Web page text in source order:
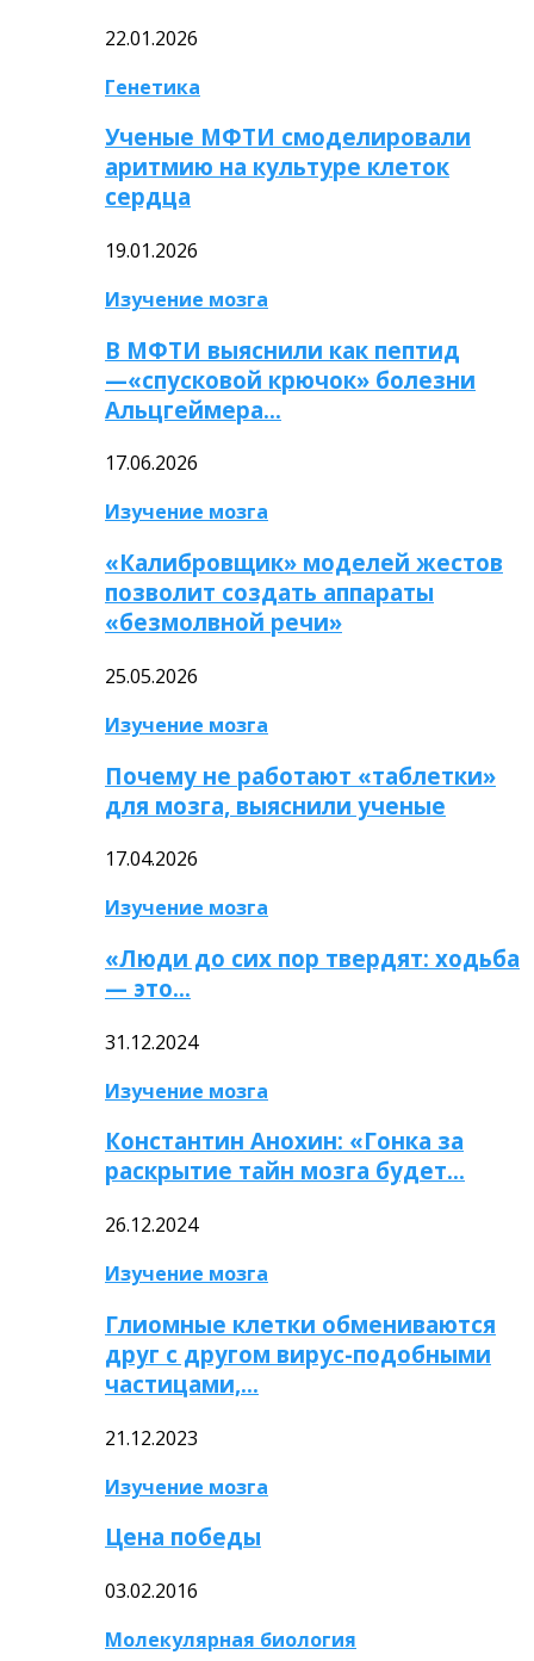
22.01.2026
Генетика
Ученые МФТИ смоделировали
аритмию на культуре клеток
сердца
19.01.2026
Изучение мозга
В МФТИ выяснили как пептид
—«спусковой крючок» болезни
Альцгеймера…
17.06.2026
Изучение мозга
«Калибровщик» моделей жестов
позволит создать аппараты
«безмолвной речи»
25.05.2026
Изучение мозга
Почему не работают «таблетки»
для мозга, выяснили ученые
17.04.2026
Изучение мозга
«Люди до сих пор твердят: ходьба
— это…
31.12.2024
Изучение мозга
Константин Анохин: «Гонка за
раскрытие тайн мозга будет…
26.12.2024
Изучение мозга
Глиомные клетки обмениваются
друг с другом вирус-подобными
частицами,…
21.12.2023
Изучение мозга
Цена победы
03.02.2016
Молекулярная биология